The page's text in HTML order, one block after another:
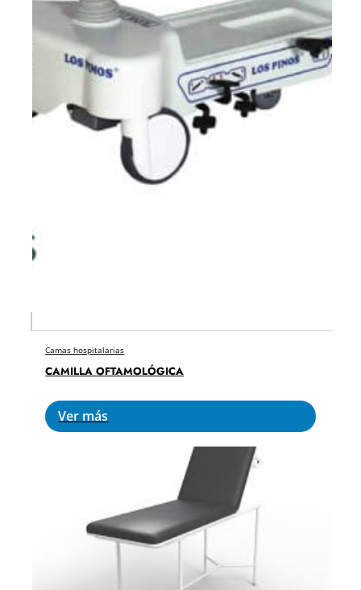
Camas hospitalarias
CAMILLA OFTAMOLÓGICA
Ver más